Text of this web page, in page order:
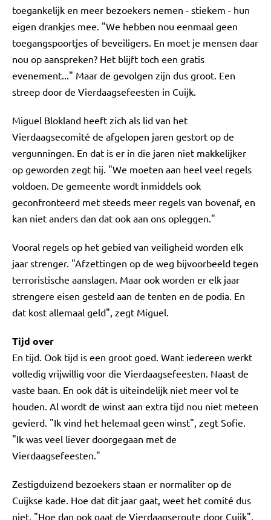
toegankelijk en meer bezoekers nemen - stiekem - hun
eigen drankjes mee. "We hebben nou eenmaal geen
toegangspoortjes of beveiligers. En moet je mensen daar
nou op aanspreken? Het blijft toch een gratis
evenement..." Maar de gevolgen zijn dus groot. Een
streep door de Vierdaagsefeesten in Cuijk.
Miguel Blokland heeft zich als lid van het
Vierdaagsecomité de afgelopen jaren gestort op de
vergunningen. En dat is er in die jaren niet makkelijker
op geworden zegt hij. "We moeten aan heel veel regels
voldoen. De gemeente wordt inmiddels ook
geconfronteerd met steeds meer regels van bovenaf, en
kan niet anders dan dat ook aan ons opleggen."
Vooral regels op het gebied van veiligheid worden elk
jaar strenger. "Afzettingen op de weg bijvoorbeeld tegen
terroristische aanslagen. Maar ook worden er elk jaar
strengere eisen gesteld aan de tenten en de podia. En
dat kost allemaal geld", zegt Miguel.
Tijd over
En tijd. Ook tijd is een groot goed. Want iedereen werkt
volledig vrijwillig voor die Vierdaagsefeesten. Naast de
vaste baan. En ook dát is uiteindelijk niet meer vol te
houden. Al wordt de winst aan extra tijd nou niet meteen
gevierd. "Ik vind het helemaal geen winst", zegt Sofie.
"Ik was veel liever doorgegaan met de
Vierdaagsefeesten."
Zestigduizend bezoekers staan er normaliter op de
Cuijkse kade. Hoe dat dit jaar gaat, weet het comité dus
niet. "Hoe dan ook gaat de Vierdaagseroute door Cuijk",